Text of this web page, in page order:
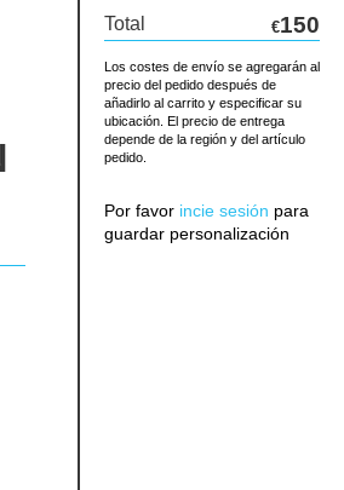
Total
€150
Los costes de envío se agregarán al
precio del pedido después de
añadirlo al carrito y especificar su
ubicación. El precio de entrega
depende de la región y del artículo
pedido.
Por favor incie sesión para
guardar personalización